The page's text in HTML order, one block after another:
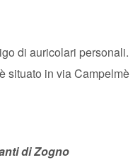
di auricolari personali.
situato in via Campelmè
di Zogno